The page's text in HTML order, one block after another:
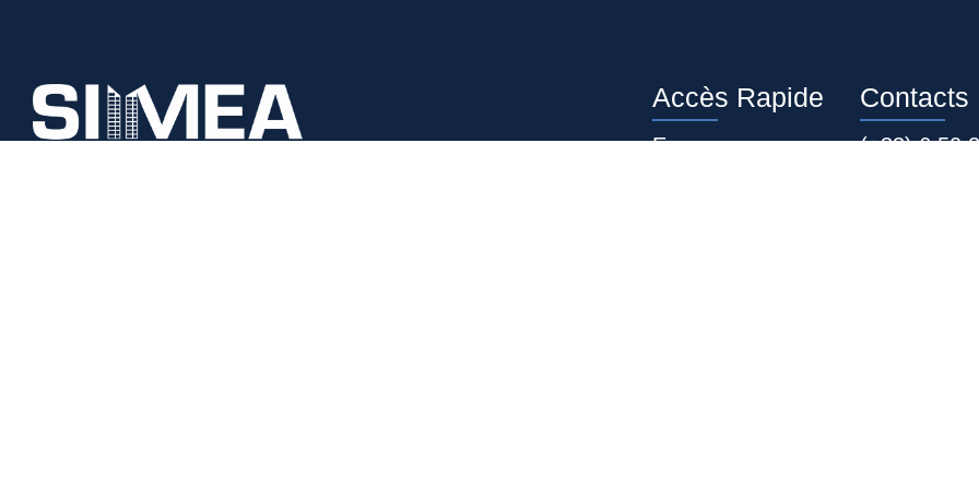
Accès Rapide
Exposer
Contacts
(+33) 6 50